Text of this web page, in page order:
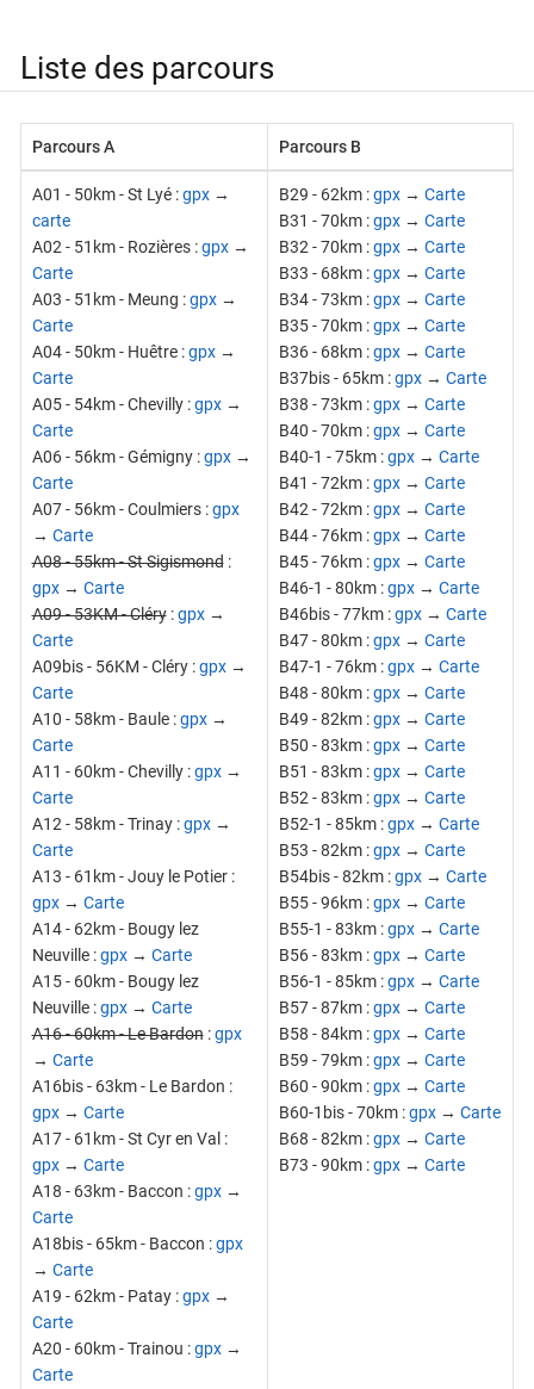
Liste des parcours
Parcours A Parcours B
A01 - 50km - St Lyé :gpx→
carte
A02 - 51km - Rozières :gpx→
Carte
A03 - 51km - Meung :gpx→
Carte
A04 - 50km - Huêtre :gpx→
Carte
A05 - 54km - Chevilly :gpx→
Carte
A06 - 56km - Gémigny :gpx→
Carte
A07 - 56km - Coulmiers :gpx
→ Carte
A08 - 55km - St Sigismond:
gpx→ Carte
A09 - 53KM - Cléry:gpx→
Carte
A09bis - 56KM - Cléry :gpx→
Carte
A10 - 58km - Baule :gpx→
Carte
A11 - 60km - Chevilly :gpx→
Carte
A12 - 58km - Trinay :gpx→
Carte
A13 - 61km - Jouy le Potier :
gpx→ Carte
A14 - 62km - Bougy lez
Neuville :gpx→ Carte
A15 - 60km - Bougy lez
Neuville :gpx→ Carte
A16 - 60km - Le Bardon:gpx
→ Carte
A16bis - 63km - Le Bardon :
gpx→ Carte
A17 - 61km - St Cyr en Val :
gpx→ Carte
A18 - 63km - Baccon :gpx→
Carte
A18bis - 65km - Baccon :gpx
→ Carte
A19 - 62km - Patay :gpx→
Carte
A20 - 60km - Trainou :gpx→
Carte
B29 - 62km :gpx→ Carte
B31 - 70km :gpx→ Carte
B32 - 70km :gpx→ Carte
B33 - 68km :gpx→ Carte
B34 - 73km :gpx→ Carte
B35 - 70km :gpx→ Carte
B36 - 68km :gpx→ Carte
B37bis - 65km :gpx→ Carte
B38 - 73km :gpx→ Carte
B40 - 70km :gpx→ Carte
B40-1 - 75km :gpx→ Carte
B41 - 72km :gpx→ Carte
B42 - 72km :gpx→ Carte
B44 - 76km :gpx→ Carte
B45 - 76km :gpx→ Carte
B46-1 - 80km :gpx→ Carte
B46bis - 77km :gpx→ Carte
B47 - 80km :gpx→ Carte
B47-1 - 76km :gpx→ Carte
B48 - 80km :gpx→ Carte
B49 - 82km :gpx→ Carte
B50 - 83km :gpx→ Carte
B51 - 83km :gpx→ Carte
B52 - 83km :gpx→ Carte
B52-1 - 85km :gpx→ Carte
B53 - 82km :gpx→ Carte
B54bis - 82km :gpx→ Carte
B55 - 96km :gpx→ Carte
B55-1 - 83km :gpx→ Carte
B56 - 83km :gpx→ Carte
B56-1 - 85km :gpx→ Carte
B57 - 87km :gpx→ Carte
B58 - 84km :gpx→ Carte
B59 - 79km :gpx→ Carte
B60 - 90km :gpx→ Carte
B60-1bis - 70km :gpx→ Carte
B68 - 82km :gpx→ Carte
B73 - 90km :gpx→ Carte